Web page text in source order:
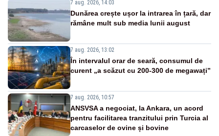
7 aug. 2026, 14:03
Dunărea crește ușor la intrarea în țară, dar
rămâne mult sub media lunii august
7 aug. 2026, 13:02
În intervalul orar de seară, consumul de
curent „a scăzut cu 200-300 de megawați”
7 aug. 2026, 10:57
ANSVSA a negociat, la Ankara, un acord
pentru facilitarea tranzitului prin Turcia al
carcaselor de ovine și bovine